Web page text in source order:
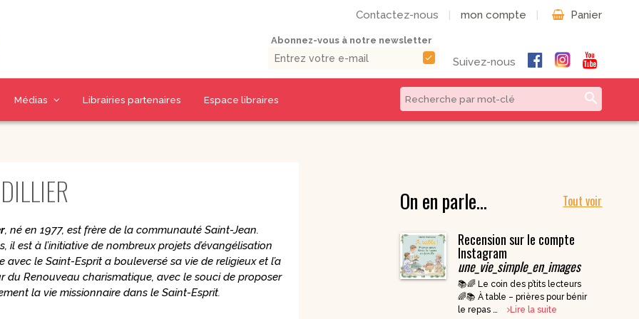
Contactez-nous mon compte Panier
Abonnez-vous à notre newsletter
check Suivez-nous
la Bible
Petits traités
spirituels –
Spiritualité – Série I
Petits traités
spirituels –
Renouveau et
charismes- Série II
CD Eglise et
Sacrements
CD Charismes et vie
dans l’esprit
Béatitudes Musique
CD Histoire de
CD Petites
Conférences
Vie pratique
Médias Librairies partenaires Espace libraires search
, né en 1977, est frère de la communauté Saint-Jean.
il est à l’initiative de nombreux projets d’évangélisation
avec le Saint-Esprit a bouleversé sa vie de religieux et l’a
du Renouveau charismatique, avec le souci de proposer
la vie missionnaire dans le Saint-Esprit.
On en parle… Tout voir
Recension sur le compte
Instagram
une_vie_simple_en_images
📚🌈 Le coin des p’tits lecteurs
🌈📚 À table – prières pour bénir
le repas …
Lire la suite